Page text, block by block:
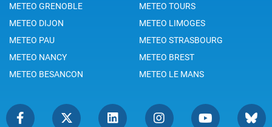
METEO GRENOBLE
METEO TOURS
METEO DIJON
METEO LIMOGES
METEO PAU
METEO STRASBOURG
METEO NANCY
METEO BREST
METEO BESANCON
METEO LE MANS